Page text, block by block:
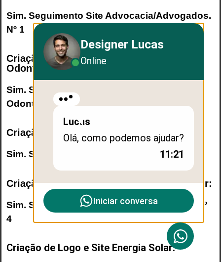
Sim. Seguimento Site Advocacia/Advogados.
Nº 1
Criação de Logo e Site
Odontologia/Dentista:
Sim. Seguimento
Odontologia/Dentista. Nº 2
Criação de Logo e Site Engenharia Civil:
Sim. Seguimento Site Engenharia Civil. Nº 3
Criação de Logo e Site Imobiliária/Corretor:
Sim. SeguimentoSite Imobiliária/Corretor. Nº
4
Criação de Logo e Site Energia Solar:
Designer Lucas
Online
Lucas
Olá, como podemos ajudar?
11:21
Iniciar conversa